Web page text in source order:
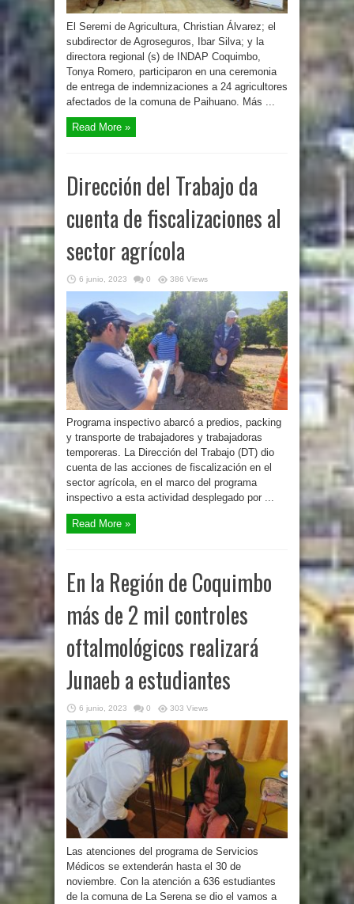
El Seremi de Agricultura, Christian Álvarez; el
subdirector de Agroseguros, Ibar Silva; y la
directora regional (s) de INDAP Coquimbo,
Tonya Romero, participaron en una ceremonia
de entrega de indemnizaciones a 24 agricultores
afectados de la comuna de Paihuano. Más ...
Read More »
Dirección del Trabajo da
cuenta de fiscalizaciones al
sector agrícola
6 junio, 2023 0 386 Views
Programa inspectivo abarcó a predios, packing
y transporte de trabajadores y trabajadoras
temporeras. La Dirección del Trabajo (DT) dio
cuenta de las acciones de fiscalización en el
sector agrícola, en el marco del programa
inspectivo a esta actividad desplegado por ...
Read More »
En la Región de Coquimbo
más de 2 mil controles
oftalmológicos realizará
Junaeb a estudiantes
6 junio, 2023 0 303 Views
Las atenciones del programa de Servicios
Médicos se extenderán hasta el 30 de
noviembre. Con la atención a 636 estudiantes
de la comuna de La Serena se dio el vamos a